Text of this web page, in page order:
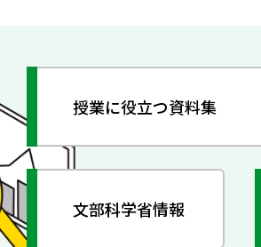
授業に役立つ資料集
文部科学省情報